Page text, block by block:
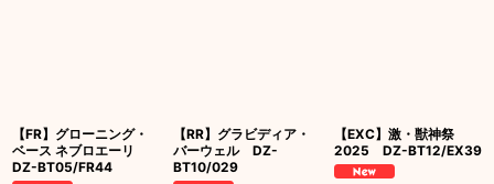
【FR】グローニング・
ベース ネブロエーリ
DZ-BT05/FR44
【RR】グラビディア・
バーウェル DZ-
BT10/029
【EXC】激・獣神祭
2025 DZ-BT12/EX39